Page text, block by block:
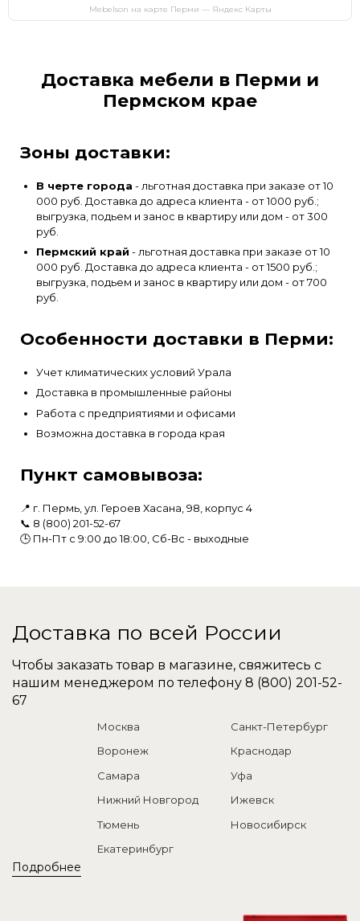
Mebelson на карте Перми — Яндекс Карты
Доставка мебели в Перми и
Пермском крае
Зоны доставки:
В черте города - льготная доставка при заказе от 10
000 руб. Доставка до адреса клиента - от 1000 руб.;
выгрузка, подьем и занос в квартиру или дом - от 300
руб.
Пермский край - льготная доставка при заказе от 10
000 руб. Доставка до адреса клиента - от 1500 руб.;
выгрузка, подьем и занос в квартиру или дом - от 700
руб.
Особенности доставки в Перми:
Учет климатических условий Урала
Доставка в промышленные районы
Работа с предприятиями и офисами
Возможна доставка в города края
Пункт самовывоза:
📍 г. Пермь, ул. Героев Хасана, 98, корпус 4
📞 8 (800) 201-52-67
🕒 Пн-Пт с 9:00 до 18:00, Сб-Вс - выходные
Доставка по всей России
Чтобы заказать товар в магазине, свяжитесь с
нашим менеджером по телефону 8 (800) 201-52-
67
Подробнее
Москва
Санкт-Петербург
Воронеж
Краснодар
Самара
Уфа
Нижний Новгород
Ижевск
Тюмень
Новосибирск
Екатеринбург